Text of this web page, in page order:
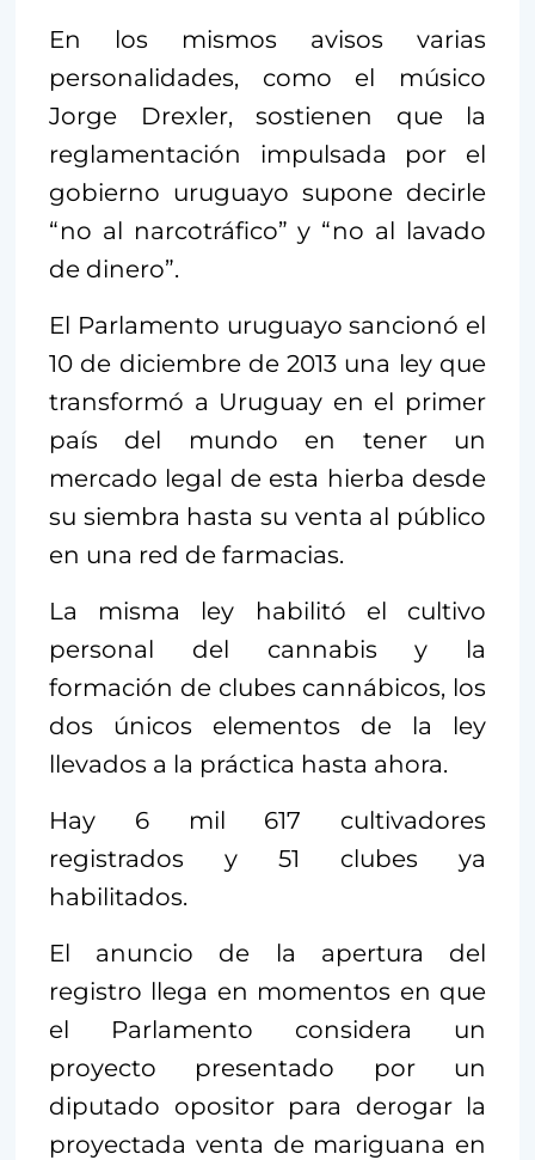
En los mismos avisos varias
personalidades, como el músico
Jorge Drexler, sostienen que la
reglamentación impulsada por el
gobierno uruguayo supone decirle
“no al narcotráfico” y “no al lavado
de dinero”.
El Parlamento uruguayo sancionó el
10 de diciembre de 2013 una ley que
transformó a Uruguay en el primer
país del mundo en tener un
mercado legal de esta hierba desde
su siembra hasta su venta al público
en una red de farmacias.
La misma ley habilitó el cultivo
personal del cannabis y la
formación de clubes cannábicos, los
dos únicos elementos de la ley
llevados a la práctica hasta ahora.
Hay 6 mil 617 cultivadores
registrados y 51 clubes ya
habilitados.
El anuncio de la apertura del
registro llega en momentos en que
el Parlamento considera un
proyecto presentado por un
diputado opositor para derogar la
proyectada venta de mariguana en